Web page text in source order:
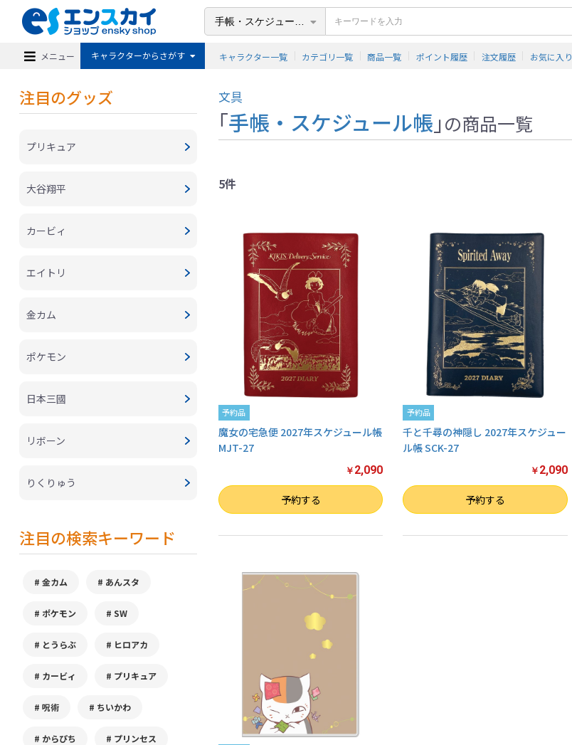
メニュー キャラクターからさがす キャラクター一覧 カテゴリ一覧 商品一覧 ポイント履歴 注文履歴 お気に入り
注目のグッズ
プリキュア
大谷翔平
カービィ
エイトリ
金カム
ポケモン
日本三國
リボーン
りくりゅう
注目の検索キーワード
金カム あんスタ
ポケモン SW
とうらぶ ヒロアカ
カービィ プリキュア
呪術 ちいかわ
からぴち プリンセス
文具
「手帳・スケジュール帳 」の商品一覧
5件
予約品
魔女の宅急便 2027年スケジュール帳
MJT-27
￥ 2,090
数量 予約する
予約品
千と千尋の神隠し 2027年スケジュー
ル帳 SCK-27
￥ 2,090
数量 予約する